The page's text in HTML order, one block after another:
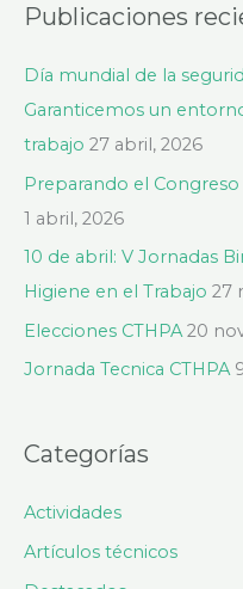
c
a
r
p
Publicaciones
Día mundial de la
Garanticemos un
trabajo 27 abril, 2026
Preparando el
1 abril, 2026
10 de abril: V Jornadas
Higiene en el Trabajo 27
Elecciones CTHPA 20
Jornada Tecnica CTHPA
Categorías
Actividades
Artículos técnicos